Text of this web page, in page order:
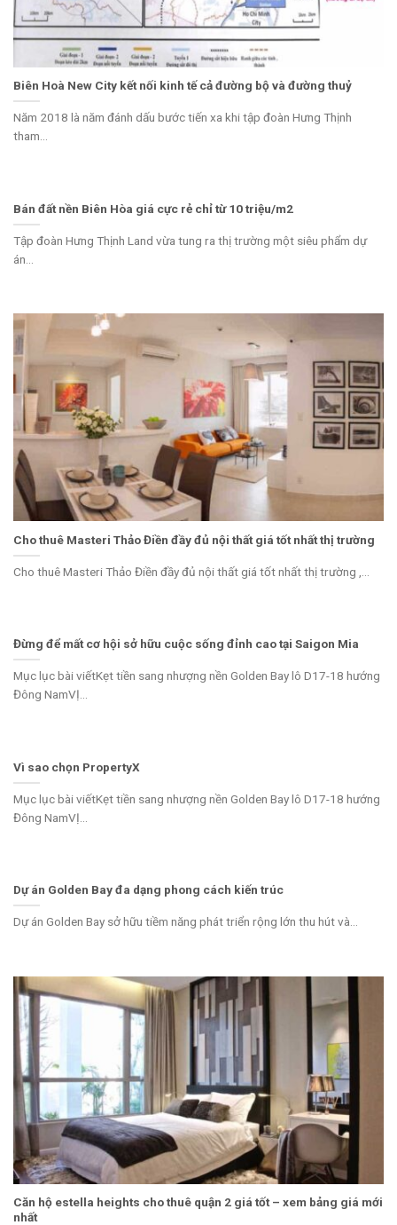
Biên Hoà New City kết nối kinh tế cả đường bộ và đường thuỷ
Năm 2018 là năm đánh dấu bước tiến xa khi tập đoàn Hưng Thịnh
tham...
Bán đất nền Biên Hòa giá cực rẻ chỉ từ 10 triệu/m2
Tập đoàn Hưng Thịnh Land vừa tung ra thị trường một siêu phẩm dự
án...
Cho thuê Masteri Thảo Điền đầy đủ nội thất giá tốt nhất thị trường
Cho thuê Masteri Thảo Điền đầy đủ nội thất giá tốt nhất thị trường ,...
Đừng để mất cơ hội sở hữu cuộc sống đỉnh cao tại Saigon Mia
Mục lục bài viếtKẹt tiền sang nhượng nền Golden Bay lô D17-18 hướng
Đông NamVỊ...
Vì sao chọn PropertyX
Mục lục bài viếtKẹt tiền sang nhượng nền Golden Bay lô D17-18 hướng
Đông NamVỊ...
Dự án Golden Bay đa dạng phong cách kiến trúc
Dự án Golden Bay sở hữu tiềm năng phát triển rộng lớn thu hút và...
Căn hộ estella heights cho thuê quận 2 giá tốt – xem bảng giá mới
nhất